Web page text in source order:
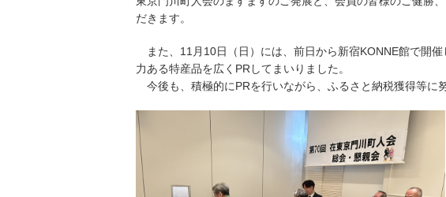
だきます。
また、11月10日（日）には、前日から新宿KONNE館で開
力ある特産品を広くPRしてまいりました。
今後も、積極的にPRを行いながら、ふるさと納税獲得等に